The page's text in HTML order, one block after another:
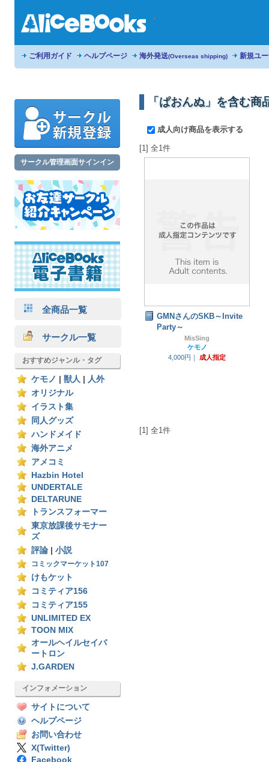
ご利用ガイド ヘルプページ 海外発送(Overseas shipping) 新規ユ
サークル管理画面サインイン
全商品一覧
サークル一覧
おすすめジャンル・タグ
ケモノ 獣人
人外
オリジナル
イラスト集
同人グッズ
ハンドメイド
海外アニメ
アメコミ
Hazbin Hotel
UNDERTALE
DELTARUNE
トランスフォーマー
東京放課後サモナー
ズ
評論
小説
コミックマーケット107
けもケット
コミティア156
コミティア155
UNLIMITED EX
TOON MIX
オールヘイルセイバ
ートロン
J.GARDEN
インフォメーション
サイトについて
ヘルプページ
お問い合わせ
X(Twitter)
Facebook
「ぱおんぬ」を含む商
成人向け商品を表示する
[1] 全1件
GMNさんのSKB～Invite
Party～
MisSing
ケモノ
4,000円｜
成人指定
[1] 全1件